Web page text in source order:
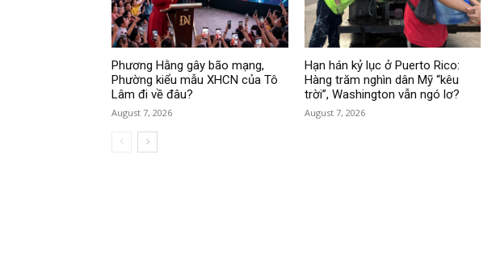
Phương Hằng gây bão mạng,
Phường kiểu mẫu XHCN của Tô
Lâm đi về đâu?
August 7, 2026
Hạn hán kỷ lục ở Puerto Rico:
Hàng trăm nghìn dân Mỹ “kêu
trời”, Washington vẫn ngó lơ?
August 7, 2026